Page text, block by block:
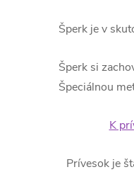
Šperk je v
Šperk si
Špeciálnou
K
Prívesok je